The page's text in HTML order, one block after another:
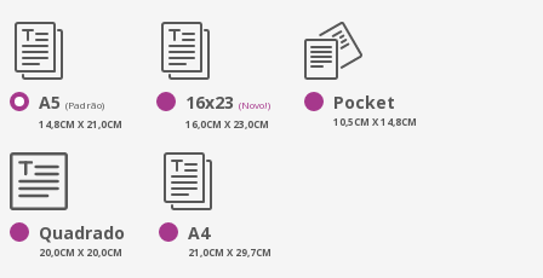
A5 (Padrão)
14,8CM X 21,0CM
16x23 (Novo!)
16,0CM X 23,0CM
Pocket
10,5CM X 14,8CM
Quadrado
20,0CM X 20,0CM
A4
21,0CM X 29,7CM